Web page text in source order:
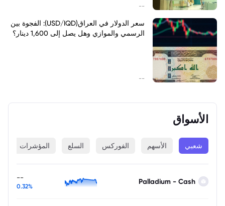
--
سعر الدولار في العراق(USD/IQD): الفجوة بين
الرسمي والموازي وهل يصل إلى 1,600 دينار؟
--
الأسواق
شعبي الأسهم الفوركس السلع المؤشرات
Palladium - Cash
--
0.32%